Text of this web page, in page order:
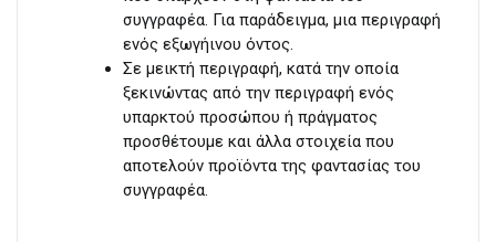
συγγραφέα. Για παράδειγμα, μια περιγραφή
ενός εξωγήινου όντος.
Σε μεικτή περιγραφή, κατά την οποία
ξεκινώντας από την περιγραφή ενός
υπαρκτού προσώπου ή πράγματος
προσθέτουμε και άλλα στοιχεία που
αποτελούν προϊόντα της φαντασίας του
συγγραφέα.